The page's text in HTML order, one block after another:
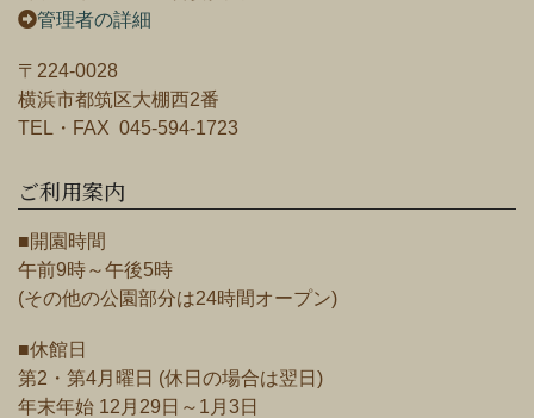
管理者の詳細
〒224-0028
横浜市都筑区大棚西2番
TEL・FAX 045-594-1723
ご利用案内
■開園時間
午前9時～午後5時
(その他の公園部分は24時間オープン)
■休館日
第2・第4月曜日 (休日の場合は翌日)
年末年始 12月29日～1月3日